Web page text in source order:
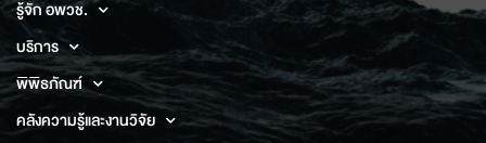
รู้จัก อพวช.
บริการ
พิพิธภัณฑ์
คลังความรู้และงานวิจัย